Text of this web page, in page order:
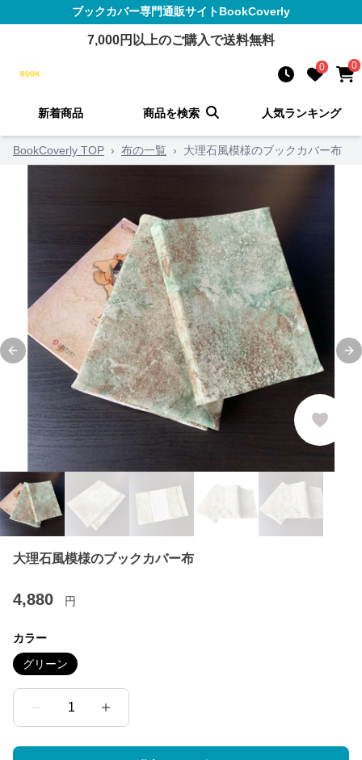
ブックカバー専門通販サイトBookCoverly
7,000円以上のご購入で送料無料
0 0
新着商品 商品を検索 人気ランキング
BookCoverly TOP › 布の一覧 › 大理石風模様のブックカバー布
Previous slide
大理石風模様のブックカバー布
4,880 円
カラー
グリーン
1